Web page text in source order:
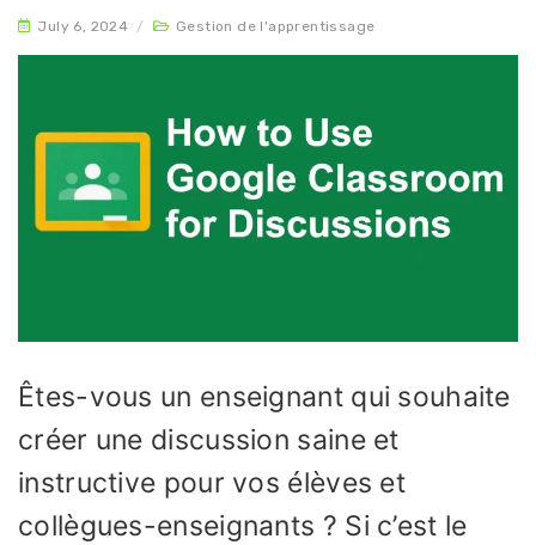
July 6, 2024 / Gestion de l'apprentissage
Êtes-vous un enseignant qui souhaite
créer une discussion saine et
instructive pour vos élèves et
collègues-enseignants ? Si c’est le